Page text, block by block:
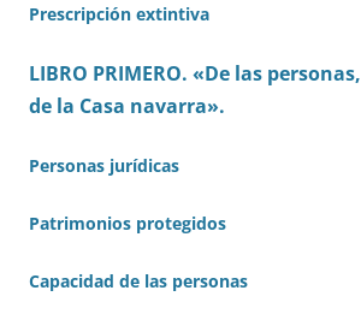
Prescripción extintiva
LIBRO PRIMERO. «De las
de la Casa navarra».
Personas jurídicas
Patrimonios protegidos
Capacidad de las personas